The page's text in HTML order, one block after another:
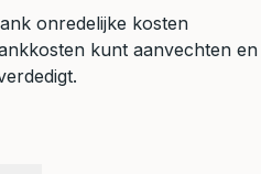
onredelijke kosten
kunt aanvechten en